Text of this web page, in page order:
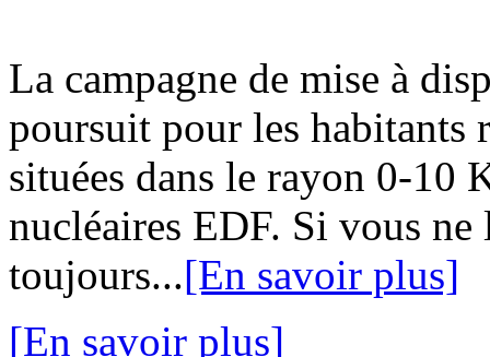
La campagne de mise à
poursuit pour les habitants
situées dans le rayon 0-10
nucléaires EDF. Si vous
toujours...[En savoir plus]
[En savoir plus]